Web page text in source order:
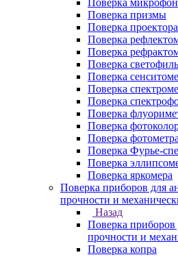
Поверка
Поверка призмы
Поверка
Поверка
Поверка
Поверка
Поверка
Поверка
Поверка
Поверка
Поверка
Поверка фотометра
Поверка Фурье-
Поверка
Поверка яркомера
Поверка приборов для
прочности и
Назад
Поверка приборов
прочности и
Поверка копра